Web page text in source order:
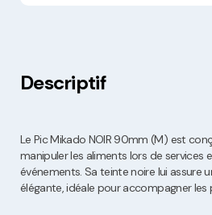
Descriptif
Le Pic Mikado NOIR 90mm (M) est
manipuler les aliments lors de services
événements. Sa teinte noire lui assure
élégante, idéale pour accompagner les